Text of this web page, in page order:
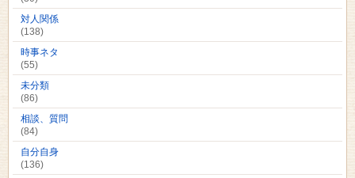
対人関係
(138)
時事ネタ
(55)
未分類
(86)
相談、質問
(84)
自分自身
(136)